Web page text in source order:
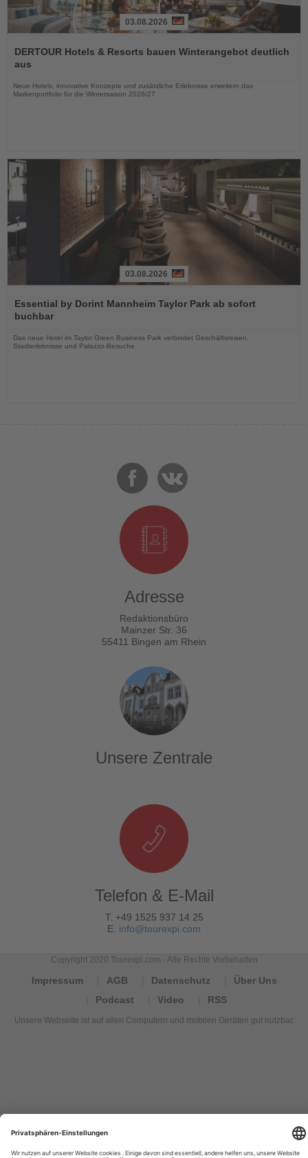
Sie
die
03.08.2026
DERTOUR Hotels & Resorts bauen Winterangebot deutlich
aus
Neue Hotels, innovative Konzepte und zusätzliche Erlebnisse erweitern das
Markenportfolio für die Wintersaison 2026/27
Sie
die
03.08.2026
Essential by Dorint Mannheim Taylor Park ab sofort
buchbar
Das neue Hotel im Taylor Green Business Park verbindet Geschäftsreisen,
Stadterlebnisse und Palazzo-Besuche
Adresse
Redaktionsbüro
Mainzer Str. 36
55411 Bingen am Rhein
Unsere Zentrale
Telefon & E-Mail
T. +49 1525 937 14 25
E. info@tourexpi.com
Copyright 2020 Tourexpi.com - Alle Rechte Vorbehalten
Impressum AGB Datenschutz
Über Uns
Podcast
Video RSS
Unsere Webseite ist auf allen Computern und mobilen Geräten gut nutzbar.
noticias
de